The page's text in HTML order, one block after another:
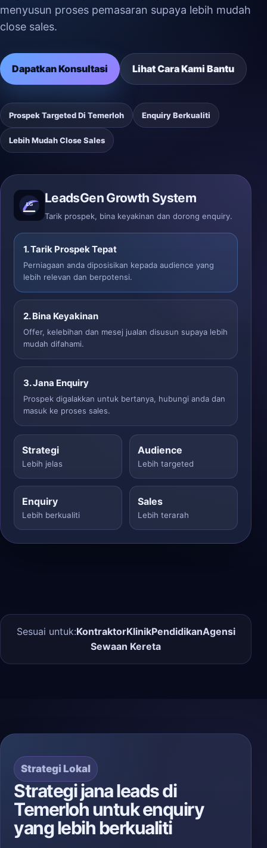
menyusun proses pemasaran supaya lebih mudah
close sales.
Dapatkan Konsultasi Lihat Cara Kami Bantu
Prospek Targeted Di Temerloh Enquiry Berkualiti
Lebih Mudah Close Sales
LeadsGen Growth System
Tarik prospek, bina keyakinan dan dorong enquiry.
1. Tarik Prospek Tepat
Perniagaan anda diposisikan kepada audience yang
lebih relevan dan berpotensi.
2. Bina Keyakinan
Offer, kelebihan dan mesej jualan disusun supaya lebih
mudah difahami.
3. Jana Enquiry
Prospek digalakkan untuk bertanya, hubungi anda dan
masuk ke proses sales.
Strategi
Lebih jelas
Audience
Lebih targeted
Enquiry
Lebih berkualiti
Sales
Lebih terarah
Sesuai untuk:KontraktorKlinikPendidikanAgensi
Sewaan Kereta
Strategi Lokal
Strategi jana leads di
Temerloh untuk enquiry
yang lebih berkualiti